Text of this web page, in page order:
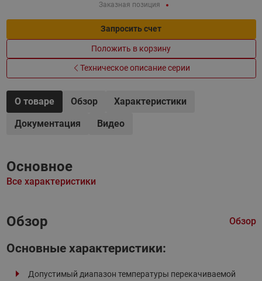
Заказная позиция
Запросить счет
Положить в корзину
Техническое описание серии
О товаре Обзор
Характеристики
Документация
Видео
Основное
Все характеристики
Обзор Обзор
Основные характеристики:
Допустимый диапазон температуры перекачиваемой